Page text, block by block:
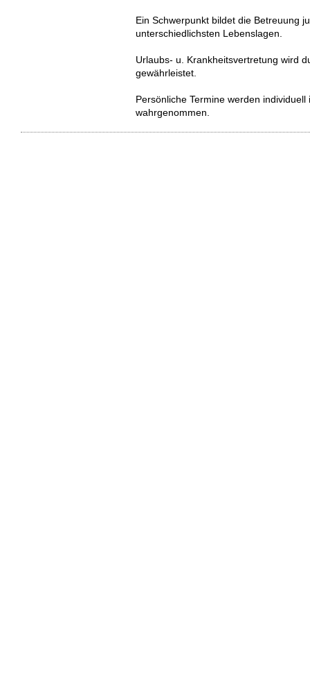
Ein Schwerpunkt bildet die Betreuung
unterschiedlichsten Lebenslagen.
Urlaubs- u. Krankheitsvertretung wird
gewährleistet.
Persönliche Termine werden
wahrgenommen.